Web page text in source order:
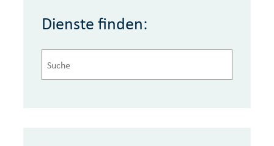
Dienste finden: